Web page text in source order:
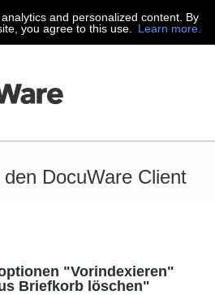
and personalized content. By
you agree to this use.
Learn more.
DocuWare Client
"Vorindexieren"
Briefkorb löschen"